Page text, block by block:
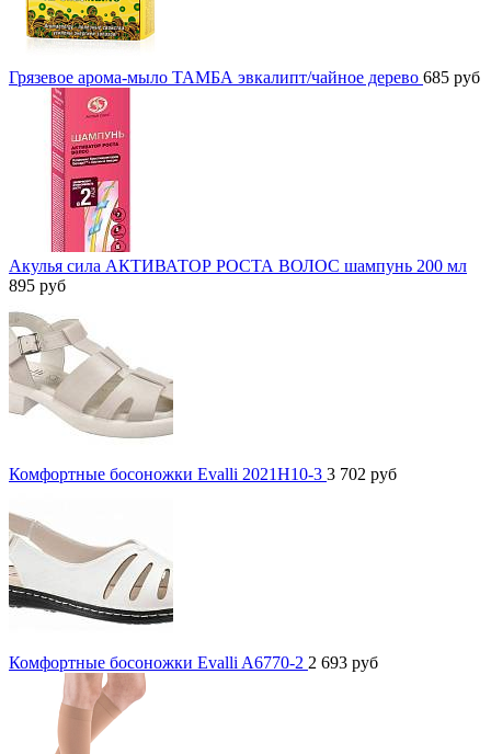
Грязевое арома-мыло ТАМБА эвкалипт/чайное дерево 685 руб
Акулья сила АКТИВАТОР РОСТА ВОЛОС шампунь 200 мл
895 руб
Комфортные босоножки Evalli 2021H10-3 3 702 руб
Комфортные босоножки Evalli A6770-2 2 693 руб